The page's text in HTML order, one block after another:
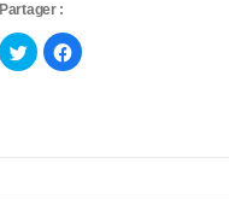
Partager :
Cliquez
pour
partager
Cliquez
pour